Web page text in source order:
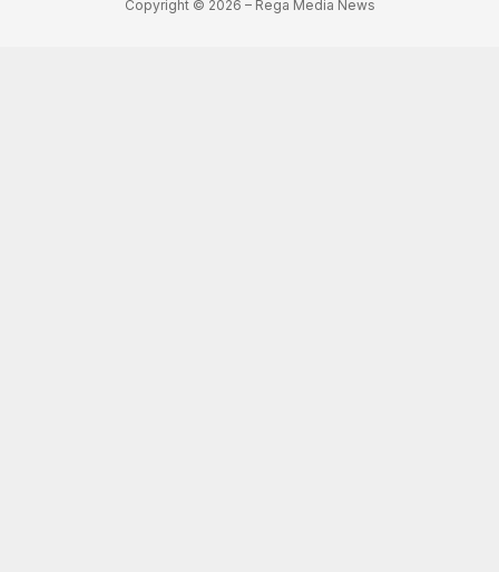
Copyright © 2026 – Rega Media News